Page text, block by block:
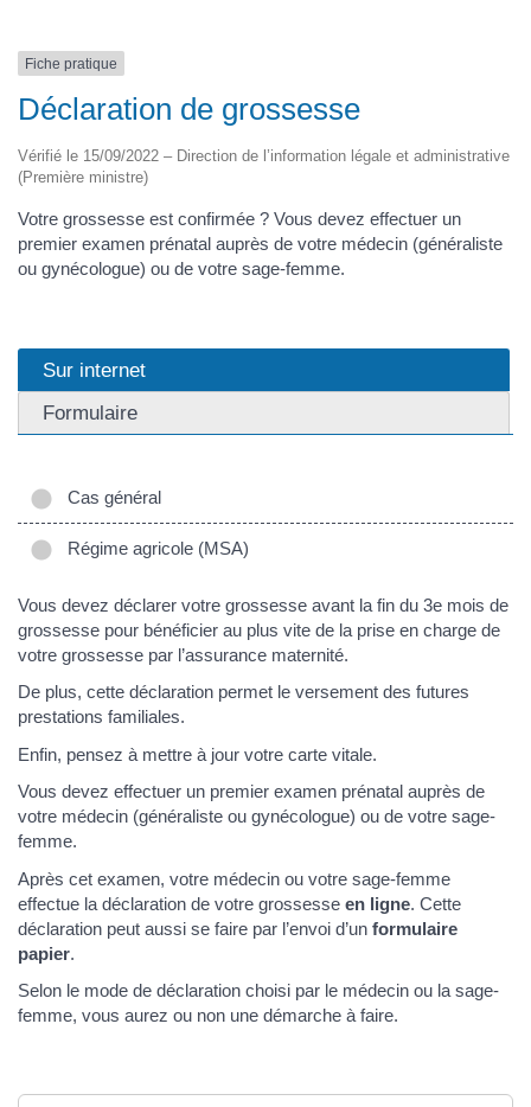
Fiche pratique
Déclaration de grossesse
Vérifié le 15/09/2022 – Direction de l’information légale et administrative
(Première ministre)
Votre grossesse est confirmée ? Vous devez effectuer un
premier examen prénatal auprès de votre médecin (généraliste
ou gynécologue) ou de votre sage-femme.
Sur internet
Formulaire
Cas général
Régime agricole (MSA)
Vous devez déclarer votre grossesse avant la fin du 3e mois de
grossesse pour bénéficier au plus vite de la prise en charge de
votre grossesse par l’assurance maternité.
De plus, cette déclaration permet le versement des futures
prestations familiales.
Enfin, pensez à mettre à jour votre carte vitale.
Vous devez effectuer un premier examen prénatal auprès de
votre médecin (généraliste ou gynécologue) ou de votre sage-
femme.
Après cet examen, votre médecin ou votre sage-femme
effectue la déclaration de votre grossesse en ligne. Cette
déclaration peut aussi se faire par l’envoi d’un formulaire
papier.
Selon le mode de déclaration choisi par le médecin ou la sage-
femme, vous aurez ou non une démarche à faire.